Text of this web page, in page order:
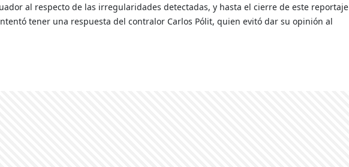
al respecto de las irregularidades detectadas, y hasta el cierre de este reportaje
tener una respuesta del contralor Carlos Pólit, quien evitó dar su opinión al